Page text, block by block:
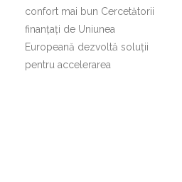
confort mai bun Cercetătorii
finanțați de Uniunea
Europeană dezvoltă soluții
pentru accelerarea